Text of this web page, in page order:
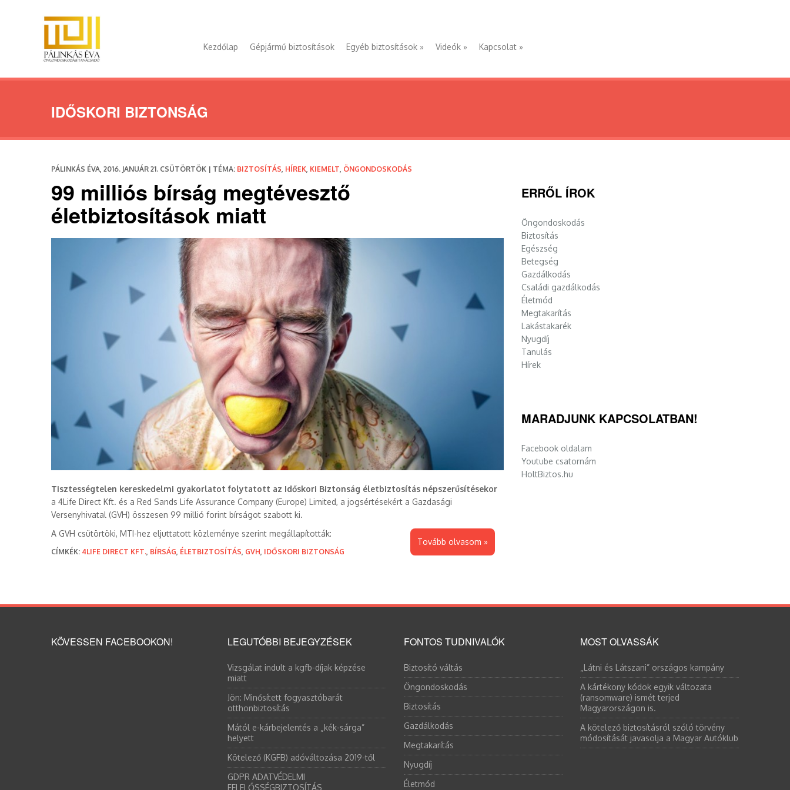
Kezdőlap Gépjármű biztosítások Egyéb biztosítások » Videók » Kapcsolat »
IDŐSKORI BIZTONSÁG
PÁLINKÁS ÉVA, 2016. JANUÁR 21. CSÜTÖRTÖK | TÉMA: BIZTOSÍTÁS HÍREK KIEMELT ÖNGONDOSKODÁS
99 milliós bírság megtévesztő
életbiztosítások miatt
Tisztességtelen kereskedelmi gyakorlatot folytatott az Időskori Biztonság életbiztosítás népszerűsítésekor
a 4Life Direct Kft. és a Red Sands Life Assurance Company (Europe) Limited, a jogsértésekért a Gazdasági
Versenyhivatal (GVH) összesen 99 millió forint bírságot szabott ki.
A GVH csütörtöki, MTI-hez eljuttatott közleménye szerint megállapították:
Tovább olvasom »
CÍMKÉK: 4LIFE DIRECT KFT. BÍRSÁG ÉLETBIZTOSÍTÁS GVH IDŐSKORI BIZTONSÁG
ERRŐL ÍROK
Öngondoskodás
Biztosítás
Egészség
Betegség
Gazdálkodás
Családi gazdálkodás
Életmód
Megtakarítás
Lakástakarék
Nyugdíj
Tanulás
Hírek
MARADJUNK KAPCSOLATBAN!
Facebook oldalam
Youtube csatornám
HoltBiztos.hu
KÖVESSEN FACEBOOKON! LEGUTÓBBI BEJEGYZÉSEK
Vizsgálat indult a kgfb-díjak képzése
miatt
Jön: Minősített fogyasztóbarát
otthonbiztosítás
Mától e-kárbejelentés a „kék-sárga”
helyett
Kötelező (KGFB) adóváltozása 2019-től
GDPR ADATVÉDELMI
FELELŐSSÉGBIZTOSÍTÁS
FONTOS TUDNIVALÓK
Biztosító váltás
Öngondoskodás
Biztosítás
Gazdálkodás
Megtakarítás
Nyugdíj
Életmód
MOST OLVASSÁK
„Látni és Látszani” országos kampány
A kártékony kódok egyik változata
(ransomware) ismét terjed
Magyarországon is.
A kötelező biztosításról szóló törvény
módosítását javasolja a Magyar Autóklub